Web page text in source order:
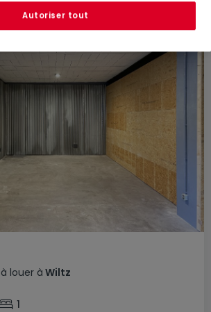
à louer à Wiltz
1
Autoriser tout